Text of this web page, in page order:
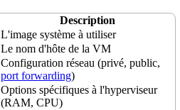
Description
L'image système à utiliser
Le nom d'hôte de la VM
Configuration réseau (privé, public,
port forwarding)
Options spécifiques à l'hyperviseur
(RAM, CPU)